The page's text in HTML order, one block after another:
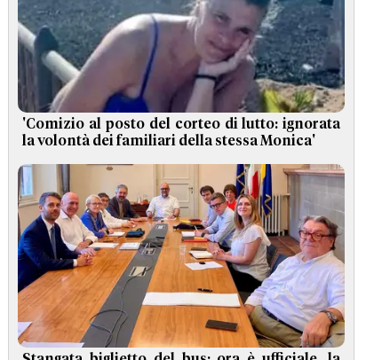
'Comizio al posto del corteo di lutto: ignorata
la volontà dei familiari della stessa Monica'